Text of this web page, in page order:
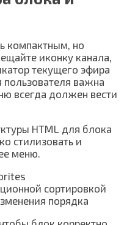
компактным, но
иконку канала,
текущего эфира
важна
всегда должен вести
HTML для блока
стилизовать и
меню.
сортировкой
порядка